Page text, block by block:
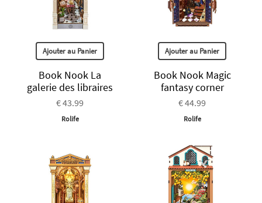
Ajouter au Panier
Book Nook La
galerie des libraires
€ 43.99
Rolife
Ajouter au Panier
Book Nook Magic
fantasy corner
€ 44.99
Rolife